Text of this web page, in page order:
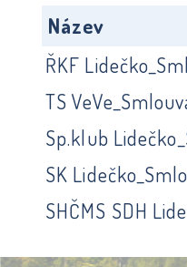
Název
ŘKF
TS
Sp.klub
SK
SHČMS SDH